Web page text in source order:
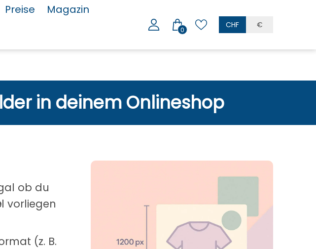
Preise
Magazin
0 CHF €
in deinem Onlineshop
ob du
l vorliegen
(z. B.